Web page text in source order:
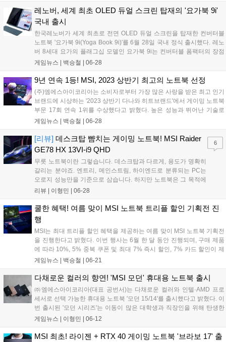
여, 합리적인 가격에 고성능 노트...
레노버, 세계 최초 OLED 듀얼 스크린 탑재의 '요가북 9i'
국내 출시
한국레노버가 세계 최초로 전면 OLED 듀얼 스크린을 탑재한 컨버터블
노트북 '요가북 9i(Yoga Book 9i)'를 6월 28일 국내 정식 출시했다. 레노
버 8세대 요가의 플래그십 모델인 요가북 9i는 컨버터블 폼팩터의 장점
을 극대화하는 '멀티모드+' 기능을 탑재해 멀티태스킹 생산성을 높인 제
사용자의 환경에 맞는 다양한 형태와 폴리오 스탠드, 키보드 및 디지털
에서 사용할 수 있다....
게임뉴스 | 백승철 | 06-28
9년 연속 1등! MSI, 2023 상반기 최고의 노트북 선정
(주)엠에스아이코리아는 소비자로부터 가장 많은 사랑을 받은 최고 인기
브랜드에 시상하는 '2023 상반기 다나와 히트브랜드'에서 게이밍 노트북
부문 17회 연속 1위를 수상했다고 밝혔다. 높은 성능과 뛰어난 기술로
많은 소비자들의 사랑을 받아온 MSI는 가격 비교 사이트 다나와에서 주
고객 상품만족도, 전문가 평가 등 종합 평가를 바탕으로 소비자에게 가
장 사랑받는 브랜드로 선정되었다....
게임뉴스 | 백승철 | 06-28
[리뷰] 데스크탑 뺨치는 게이밍 노트북! MSI Raider
GE78 HX 13VI-i9 QHD
무릇 노트북이란 그렇습니다. 데스크탑과 다르게, 용도가 명확히
갈리는 분야죠. 엔트리, 메인스트림, 하이엔드로 분류되는 PC는
오로지 성능만을 기준으로 삼습니다. 하지만 노트북은 그 목적에
맞게 휴대성을 강조하기 때문에 성능과 무게의 사이 타협선을 찾
아닙니다. 최상위 부품들을 여러개 넣으면,...
리뷰 | 이형민 | 06-28
6
쿨한 혜택! 여름 맞이 MSI 노트북 트리플 할인 기획전 진
행
MSI는 최대 트리플 할인 혜택을 제공하는 여름 맞이 MSI 노트북 기획전
을 진행한다고 밝혔다. 이번 행사는 6월 한 달 동안 진행되며, 구매 제품
에 따라 10%, 5% 중복 쿠폰 및 최대 7% 즉시 할인, 7% 카드 할인이 제
공된다. 제품별 백팩 및 마우스, 헤드셋 등을 기본 지원하며 합리적인 가
능하다. 자세한 사항은 각 상품 페이지를 통해 확인할 수 있다....
게임뉴스 | 백승철 | 06-21
다채로운 컬러의 향연! 'MSI 모던' 휴대용 노트북 출시
㈜엠에스아이코리아(대표 공번서)는 다채로운 컬러와 인텔·AMD 프로
세서로 선택 가능한 휴대용 노트북 '모던 15/14'를 출시했다고 밝혔다. 이
번 출시된 '모던 시리즈'는 이동이 많은 대학생과 직장인을 위해 탄생한
얇고 가벼운 15/14인치 비즈니스 노트북이다. 깔끔하고 차분한 '클래식
게임뉴스 | 이형민 | 06-12
MSI 최초! 라이젠 + RTX 40 게이밍 노트북 '브라보 17' 출